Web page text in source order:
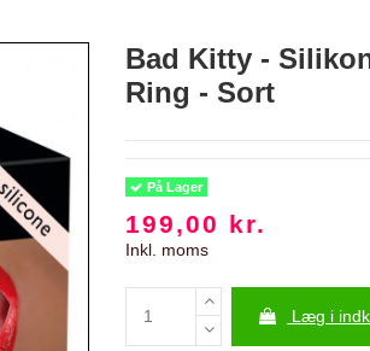
Bad Kitty -
Ring - Sort
På Lager
199,00 kr.
Inkl. moms
Læg i